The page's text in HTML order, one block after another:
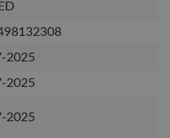
2025
2025
2025